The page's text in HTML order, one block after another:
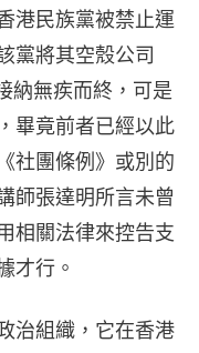
港民族黨被禁止運
黨將其空殼公司
納無疾而終，可是
畢竟前者已經以此
社團條例》或別的
師張達明所言未曾
相關法律來控告支
才行。
治組織，它在香港